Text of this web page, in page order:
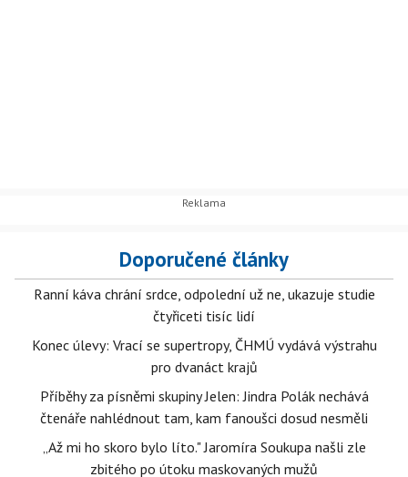
Doporučené články
Ranní káva chrání srdce, odpolední už ne, ukazuje studie
čtyřiceti tisíc lidí
Konec úlevy: Vrací se supertropy, ČHMÚ vydává výstrahu
pro dvanáct krajů
Příběhy za písněmi skupiny Jelen: Jindra Polák nechává
čtenáře nahlédnout tam, kam fanoušci dosud nesměli
„Až mi ho skoro bylo líto." Jaromíra Soukupa našli zle
zbitého po útoku maskovaných mužů